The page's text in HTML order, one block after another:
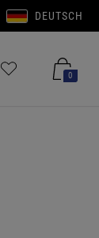
DEUTSCH
Merkzettel aufklappenWarenkorb
0